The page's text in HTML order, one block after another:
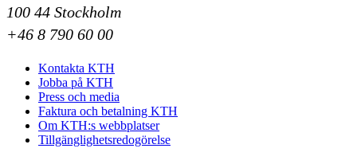
100 44 Stockholm
+46 8 790 60 00
Kontakta KTH
Jobba på KTH
Press och media
Faktura och betalning KTH
Om KTH:s webbplatser
Tillgänglighetsredogörelse